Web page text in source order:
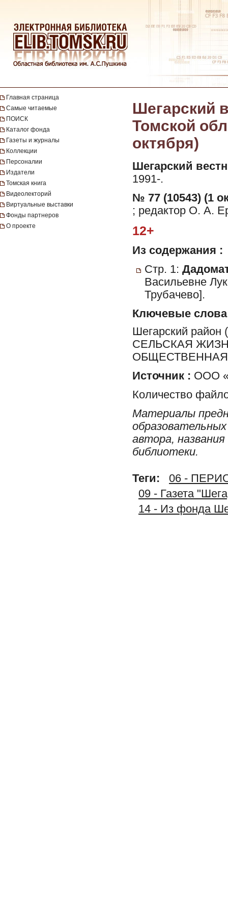
Главная страница
Самые читаемые
ПОИСК
Каталог фонда
Газеты и журналы
Коллекции
Персоналии
Издатели
Томская книга
Видеолекторий
Виртуальные выставки
Фонды партнеров
О проекте
Шегарский
Томской
октября)
Шегарский
1991-.
№ 77 (10543) (1
; редактор О. А.
12+
Из содержания :
Стр. 1:
Васильевне
Трубачево].
Ключевые слова
Шегарский
СЕЛЬСКАЯ
Источник : ООО
Количество
Материалы
автора,
библиотеки.
Теги:
06 -
09 - Газета
14 - Из фонда